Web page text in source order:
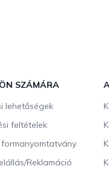
SZÁMÁRA
lehetőségek
feltételek
Reklamáció